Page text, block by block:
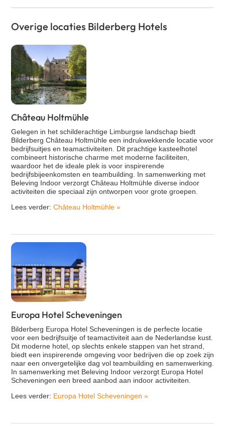
Overige locaties Bilderberg Hotels
Château Holtmühle
Gelegen in het schilderachtige Limburgse landschap biedt
Bilderberg Château Holtmühle een indrukwekkende locatie voor
bedrijfsuitjes en teamactiviteiten. Dit prachtige kasteelhotel
combineert historische charme met moderne faciliteiten,
waardoor het de ideale plek is voor inspirerende
bedrijfsbijeenkomsten en teambuilding. In samenwerking met
Beleving Indoor verzorgt Château Holtmühle diverse indoor
activiteiten die speciaal zijn ontworpen voor grote groepen.
Lees verder: Château Holtmühle »
Europa Hotel Scheveningen
Bilderberg Europa Hotel Scheveningen is de perfecte locatie
voor een bedrijfsuitje of teamactiviteit aan de Nederlandse kust.
Dit moderne hotel, op slechts enkele stappen van het strand,
biedt een inspirerende omgeving voor bedrijven die op zoek zijn
naar een onvergetelijke dag vol teambuilding en samenwerking.
In samenwerking met Beleving Indoor verzorgt Europa Hotel
Scheveningen een breed aanbod aan indoor activiteiten.
Lees verder: Europa Hotel Scheveningen »